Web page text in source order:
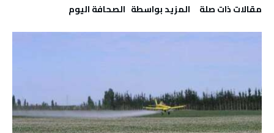
‫مقالات ذات صلة‬ ‫‫المزيد بواسطة‬ ‬ ‭ ‬الصحافة‭ ‬اليوم